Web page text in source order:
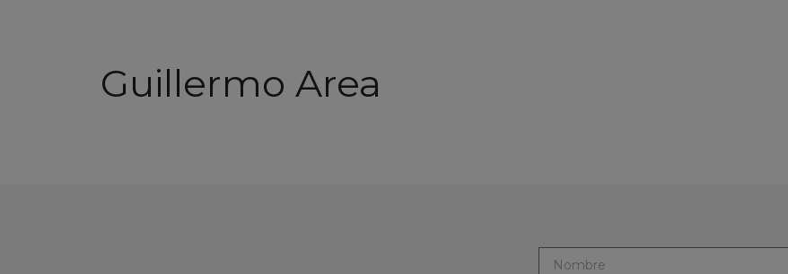
Guillermo Area